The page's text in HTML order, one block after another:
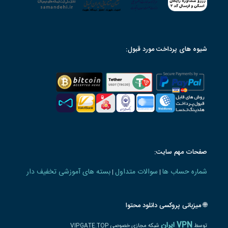
شیوه های پرداخت مورد قبول:
صفحات مهم سایت:
شماره حساب ها | سوالات متداول | بسته های آموزشی تخفیف دار
🌐 میزبانی پروکسی دانلود محتوا
توسط VPN ایران شبکه مجازی خصوصی VIPGATE.TOP